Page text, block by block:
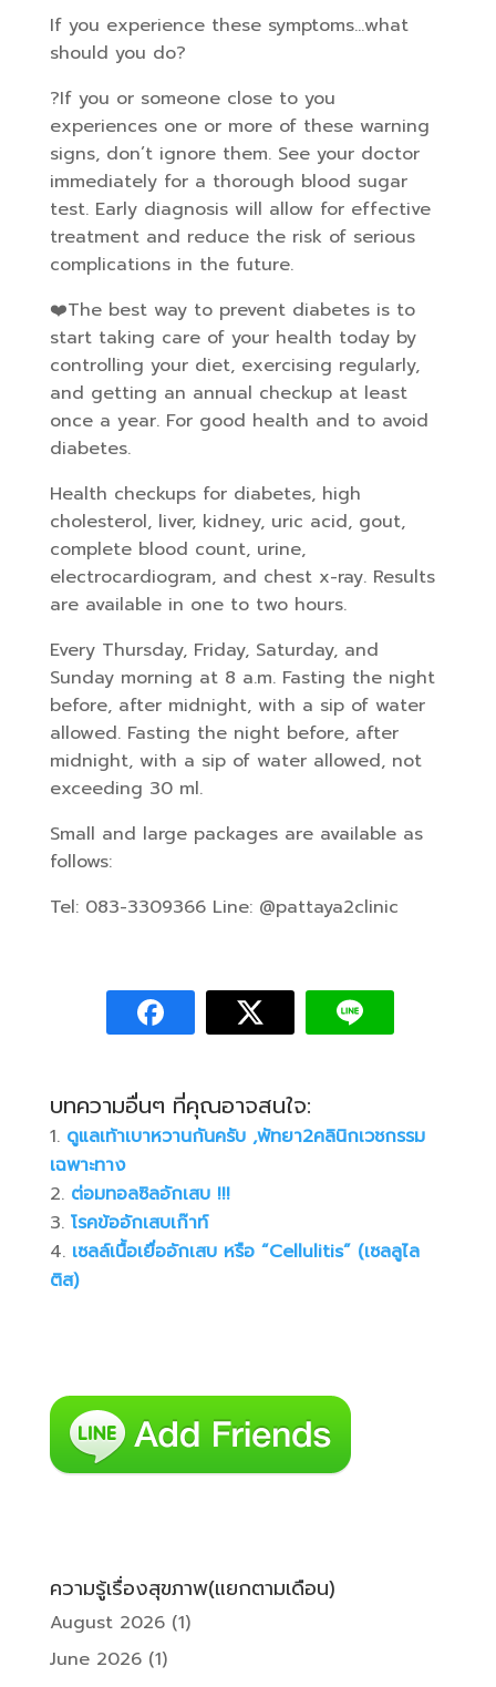
If you experience these symptoms…what
should you do?
?If you or someone close to you
experiences one or more of these warning
signs, don’t ignore them. See your doctor
immediately for a thorough blood sugar
test. Early diagnosis will allow for effective
treatment and reduce the risk of serious
complications in the future.
❤️The best way to prevent diabetes is to
start taking care of your health today by
controlling your diet, exercising regularly,
and getting an annual checkup at least
once a year. For good health and to avoid
diabetes.
Health checkups for diabetes, high
cholesterol, liver, kidney, uric acid, gout,
complete blood count, urine,
electrocardiogram, and chest x-ray. Results
are available in one to two hours.
Every Thursday, Friday, Saturday, and
Sunday morning at 8 a.m. Fasting the night
before, after midnight, with a sip of water
allowed. Fasting the night before, after
midnight, with a sip of water allowed, not
exceeding 30 ml.
Small and large packages are available as
follows:
Tel: 083-3309366 Line: @pattaya2clinic
บทความอื่นๆ ที่คุณอาจสนใจ:
ดูแลเท้าเบาหวานกันครับ ,พัทยา2คลินิกเวชกรรม
เฉพาะทาง
ต่อมทอลซิลอักเสบ !!!
โรคข้ออักเสบเก๊าท์
เซลล์เนื้อเยื่ออักเสบ หรือ “Cellulitis” (เซลลูไล
ติส)
ความรู้เรื่องสุขภาพ(แยกตามเดือน)
August 2026(1)
June 2026(1)